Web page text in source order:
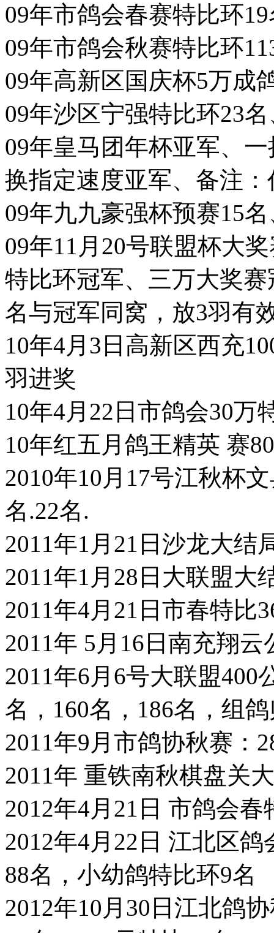
09年市鸽会春赛特比环
09年市鸽会秋赛特比环
09年高新区国庆杯5万成
09年沙区宁强特比环23
09年皇马团年杯亚军、
换指定速度亚军、备注
09年九九豪强杯预赛15
09年11月20号联盟杯大
特比环冠军、三万大奖
名与冠军同窝，放3羽有
10年4月3日高新区西充
羽进奖
10年4月22日市鸽会30万
10年红五月鸽王精英 赛
2010年10月17号江秋杯
名.22名.
2011年1月21日沙龙大结
2011年1月28日大联盟大
2011年4月21日市春特比
2011年 5月16日南充翔
2011年6月6号大联盟400
名，160名，186名，组
2011年9月市鸽协秋赛：
2011年 重铁南秋棋盘关
2012年4月21日 市鸽会
2012年4月22日 江北区
88名，小幼鸽特比环9名
2012年10月30日江北鸽